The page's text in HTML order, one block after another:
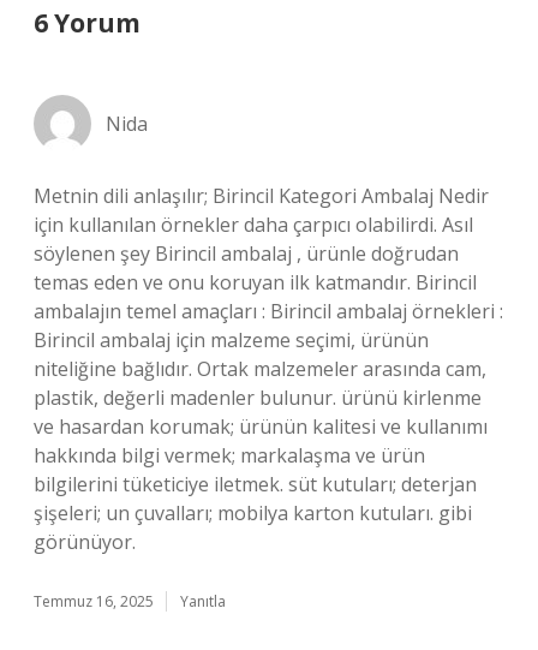
6 Yorum
Nida
Metnin dili anlaşılır; Birincil Kategori Ambalaj Nedir
için kullanılan örnekler daha çarpıcı olabilirdi. Asıl
söylenen şey Birincil ambalaj , ürünle doğrudan
temas eden ve onu koruyan ilk katmandır. Birincil
ambalajın temel amaçları : Birincil ambalaj örnekleri :
Birincil ambalaj için malzeme seçimi, ürünün
niteliğine bağlıdır. Ortak malzemeler arasında cam,
plastik, değerli madenler bulunur. ürünü kirlenme
ve hasardan korumak; ürünün kalitesi ve kullanımı
hakkında bilgi vermek; markalaşma ve ürün
bilgilerini tüketiciye iletmek. süt kutuları; deterjan
şişeleri; un çuvalları; mobilya karton kutuları. gibi
görünüyor.
Temmuz 16, 2025 Yanıtla